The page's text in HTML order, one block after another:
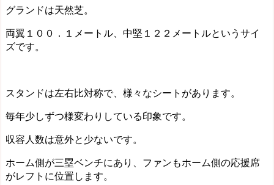
グランドは天然芝。
両翼１００．１メートル、中堅１２２メートルというサイ
ズです。
スタンドは左右比対称で、様々なシートがあります。
毎年少しずつ様変わりしている印象です。
収容人数は意外と少ないです。
ホーム側が三塁ベンチにあり、ファンもホーム側の応援席
がレフト に位置します。